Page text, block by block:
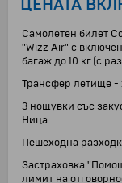
ЦЕНАТА
Самолетен билет
"Wizz Air" с
багаж до 10 кг (с
Трансфер летище -
3 нощувки със
Ница
Пешеходнa
Застраховка
лимит на